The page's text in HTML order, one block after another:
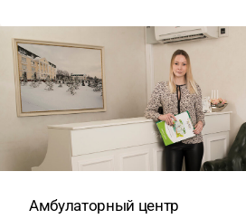
Амбулаторный центр